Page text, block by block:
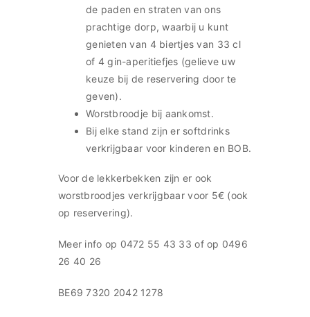
de paden en straten van ons
prachtige dorp, waarbij u kunt
genieten van 4 biertjes van 33 cl
of 4 gin-aperitiefjes (gelieve uw
keuze bij de reservering door te
geven).
Worstbroodje bij aankomst.
Bij elke stand zijn er softdrinks
verkrijgbaar voor kinderen en BOB.
Voor de lekkerbekken zijn er ook
worstbroodjes verkrijgbaar voor 5€ (ook
op reservering).
Meer info op 0472 55 43 33 of op 0496
26 40 26
BE69 7320 2042 1278